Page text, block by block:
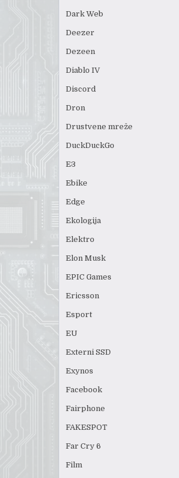
Dark Web
Deezer
Dezeen
Diablo IV
Discord
Dron
Drustvene mreže
DuckDuckGo
E3
Ebike
Edge
Ekologija
Elektro
Elon Musk
EPIC Games
Ericsson
Esport
EU
Externi SSD
Exynos
Facebook
Fairphone
FAKESPOT
Far Cry 6
Film